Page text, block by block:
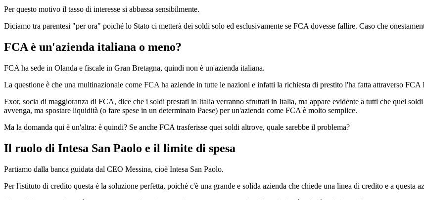
Per questo motivo il tasso di interesse si abbassa sensibilmente.
Diciamo tra parentesi "per ora" poiché lo Stato ci metterà dei soldi solo ed esclusivamente se FCA dovesse fallire. Caso che
FCA è un'azienda italiana o meno?
FCA ha sede in Olanda e fiscale in Gran Bretagna, quindi non è un'azienda italiana.
La questione è che una multinazionale come FCA ha aziende in tutte le nazioni e infatti la richiesta di prestito l'ha fatta attraverso
Exor, socia di maggioranza di FCA, dice che i soldi prestati in Italia verranno sfruttati in Italia, ma appare evidente a tutti che quei
avvenga, ma spostare liquidità (o fare spese in un determinato Paese) per un'azienda come FCA è molto semplice.
Ma la domanda qui è un'altra: è quindi? Se anche FCA trasferisse quei soldi altrove, quale sarebbe il problema?
Il ruolo di Intesa San Paolo e il limite di spesa
Partiamo dalla banca guidata dal CEO Messina, cioè Intesa San Paolo.
Per l'istituto di credito questa è la soluzione perfetta, poiché c'è una grande e solida azienda che chiede una linea di credito e a questa